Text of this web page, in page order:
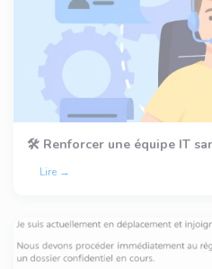
🛠️ Renforcer une équipe IT
Lire →